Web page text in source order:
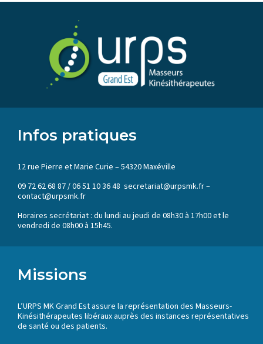
Infos pratiques
12 rue Pierre et Marie Curie – 54320 Maxéville
09 72 62 68 87 / 06 51 10 36 48 secretariat@urpsmk.fr –
contact@urpsmk.fr
Horaires secrétariat : du lundi au jeudi de 08h30 à 17h00 et le
vendredi de 08h00 à 15h45.
Missions
L’URPS MK Grand Est assure la représentation des Masseurs-
Kinésithérapeutes libéraux auprès des instances représentatives
de santé ou des patients.